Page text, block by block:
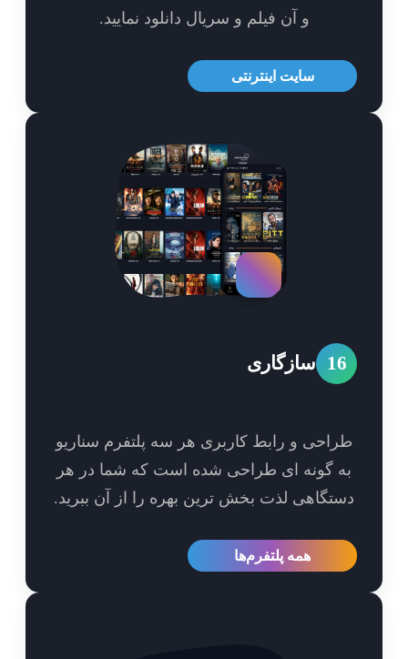
و آن فیلم و سریال دانلود نمایید.
سایت اینترنتی
سازگاری
و رابط کاربری هر سه پلتفرم سناریو
گونه ای طراحی شده است که شما در هر
لذت بخش ترین بهره را از آن ببرید.
همه پلتفرم‌ها